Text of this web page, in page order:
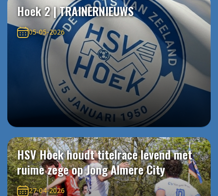
Hoek 2 | TRAINERNIEUWS
05-05-2026
HSV Hoek houdt titelrace levend met
ruime zege op Jong Almere City
27-04-2026